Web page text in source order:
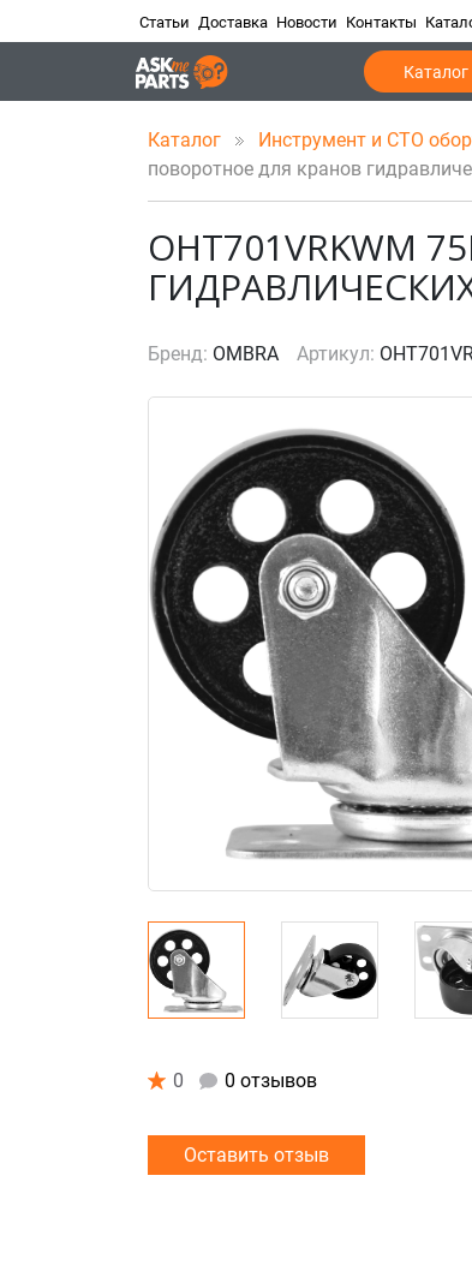
Статьи Доставка Новости Контакты
Каталог
Каталог Инструмент и СТО
поворотное для кранов
Бренд: OMBRA Артикул:
0 0 отзывов
Оставить отзыв